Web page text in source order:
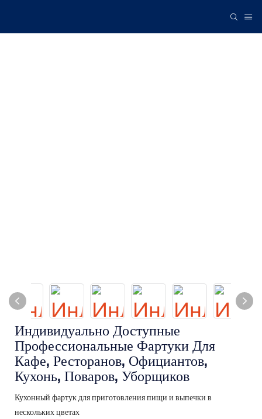
Индивидуально Доступные
Профессиональные Фартуки Для
Кафе, Ресторанов, Официантов,
Кухонь, Поваров, Уборщиков
Кухонный фартук для приготовления пищи и выпечки в
нескольких цветах